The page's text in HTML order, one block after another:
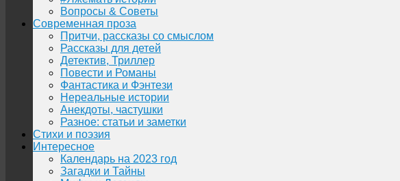
Вопросы & Советы
Современная проза
Притчи, рассказы со смыслом
Рассказы для детей
Детектив, Триллер
Повести и Романы
Фантастика и Фэнтези
Нереальные истории
Анекдоты, частушки
Разное: статьи и заметки
Стихи и поэзия
Интересное
Календарь на 2023 год
Загадки и Тайны